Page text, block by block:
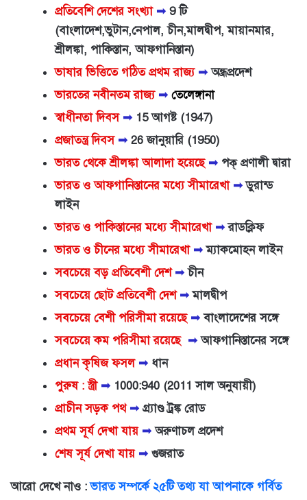
প্রতিবেশি দেশের সংখ্যা ➟ 9 টি
(বাংলাদেশ,ভুটান,নেপাল, চীন,মালদ্বীপ, মায়ানমার,
শ্রীলঙ্কা, পাকিস্তান, আফগানিস্তান)
ভাষার ভিত্তিতে গঠিত প্রথম রাজ্য ➟অন্ধ্রপ্রদেশ
ভারতের নবীনতম রাজ্য ➟ তেলেঙ্গানা
স্বাধীনতা দিবস ➟ 15 আগষ্ট (1947)
প্রজাতন্ত্র দিবস ➟ 26 জানুয়ারি (1950)
ভারত থেকে শ্রীলঙ্কা আলাদা হয়েছে ➟ পক্ প্রণালী দ্বারা
ভারত ও আফগানিস্তানের মধ্যে সীমারেখা ➟ডুরান্ড
লাইন
ভারত ও পাকিস্তানের মধ্যে সীমারেখা ➟রাডক্লিফ
ভারত ও চীনের মধ্যে সীমারেখা ➟ম্যাকমোহন লাইন
সবচেয়ে বড় প্রতিবেশী দেশ ➟চীন
সবচেয়ে ছোট প্রতিবেশী দেশ ➟মালদ্বীপ
সবচেয়ে বেশী পরিসীমা রয়েছে ➟বাংলাদেশের সঙ্গে
সবচেয়ে কম পরিসীমা রয়েছে ➟আফগানিস্তানের সঙ্গে
প্রধান কৃষিজ ফসল ➟ ধান
পুরুষ : স্ত্রী ➟ 1000:940 (2011 সাল অনুযায়ী)
প্রাচীন সড়ক পথ ➟ গ্র্যাণ্ড ট্রঙ্ক রোড
প্রথম সূর্য দেখা যায় ➟অরুণাচল প্রদেশ
শেষ সূর্য দেখা যায় ➟ গুজরাত
আরো দেখে নাও :ভারত সম্পর্কে ২৫টি তথ্য যা আপনাকে গর্বিত